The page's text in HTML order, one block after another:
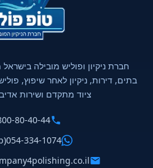
בתים, דירות, ניקיון לאחר שיפוץ,
ציוד מתקדם ושירות
80-40-44
054-334-1074
(WhatsApp)